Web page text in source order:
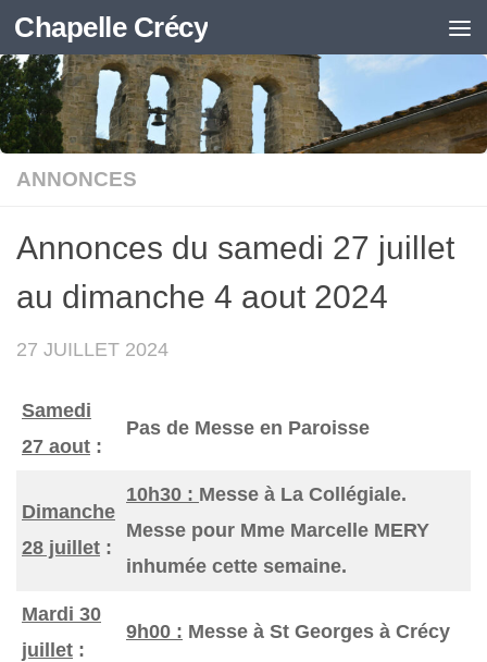
Skip to content
Chapelle Crécy
ANNONCES
Annonces du samedi 27 juillet
au dimanche 4 aout 2024
27 JUILLET 2024
Samedi
27 aout :
Pas de Messe en Paroisse
Dimanche
28 juillet :
10h30 : Messe à La Collégiale.
Messe pour Mme Marcelle MERY
inhumée cette semaine.
Mardi 30
juillet :
9h00 : Messe à St Georges à Crécy